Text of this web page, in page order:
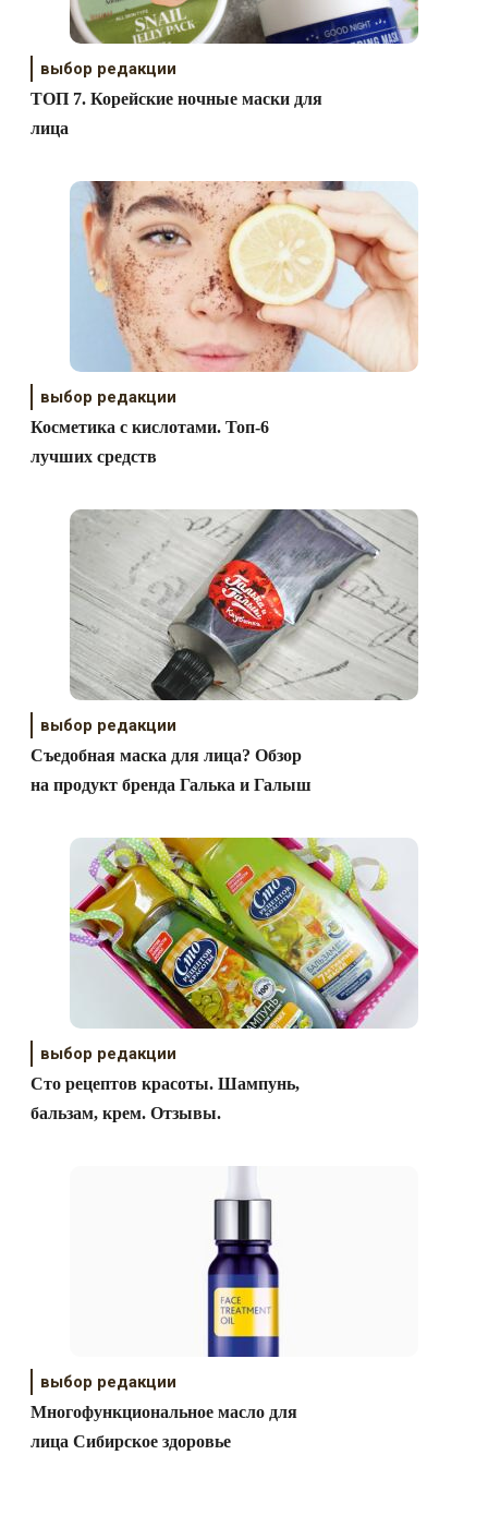
выбор редакции
ТОП 7. Корейские ночные маски для
лица
выбор редакции
Косметика с кислотами. Топ-6
лучших средств
выбор редакции
Съедобная маска для лица? Обзор
на продукт бренда Галька и Галыш
выбор редакции
Сто рецептов красоты. Шампунь,
бальзам, крем. Отзывы.
выбор редакции
Многофункциональное масло для
лица Сибирское здоровье